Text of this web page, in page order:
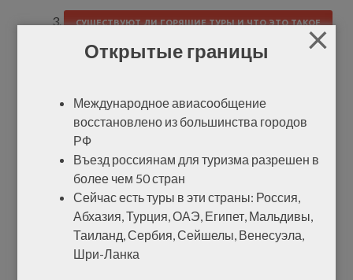
СУЩЕСТВУЮТ ЛИ ГОРЯЩИЕ ТУРЫ И ЧТО ЭТО ТАКОЕ
КАК КУПИТЬ ТУР ОНЛАЙН
Виза в Болгарию и
COVID-правила
Болгарская виза или шенген
Открытые границы
Международное авиасообщение
восстановлено из большинства городов
РФ
Въезд россиянам для туризма разрешен в
более чем 50 стран
Сейчас есть туры в эти страны: Россия,
Абхазия, Турция, ОАЭ, Египет, Мальдивы,
Таиланд, Сербия, Сейшелы, Венесуэла,
Шри-Ланка
×